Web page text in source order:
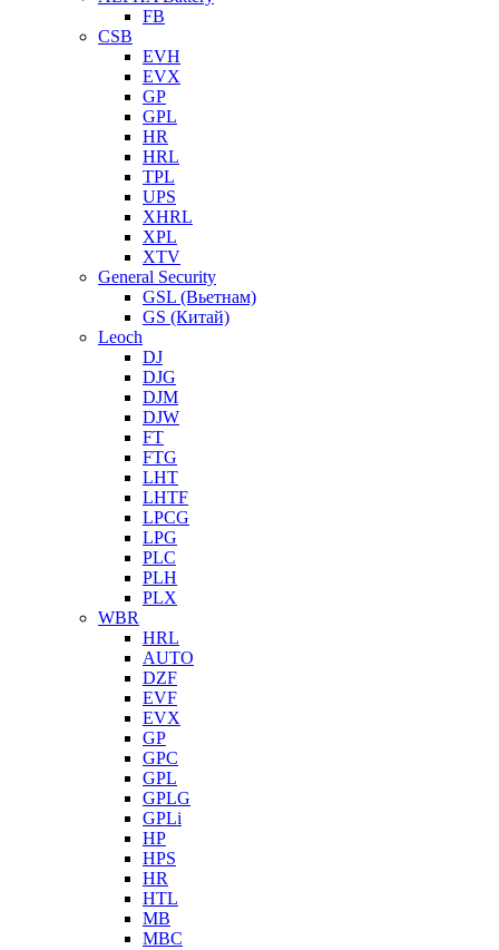
FB
CSB
EVH
EVX
GP
GPL
HR
HRL
TPL
UPS
XHRL
XPL
XTV
General Security
GSL (Вьетнам)
GS (Китай)
Leoch
DJ
DJG
DJM
DJW
FT
FTG
LHT
LHTF
LPCG
LPG
PLC
PLH
PLX
WBR
HRL
AUTO
DZF
EVF
EVX
GP
GPC
GPL
GPLG
GPLi
HP
HPS
HR
HTL
MB
MBC